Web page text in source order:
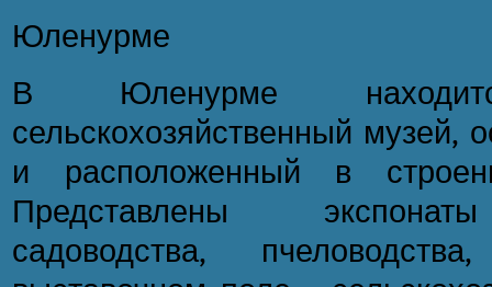
Юленурме
В Юленурме
сельскохозяйственный музей,
и расположенный в
Представлены
садоводства,